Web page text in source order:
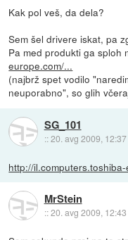
Kak pol veš, da dela?
Sem šel drivere iskat, pa
Pa med produkti ga sploh
europe.com/...
(najbrž spet vodilo
neuporabno", so glih
SG_101
::20. avg 2009, 12:37
http://
MrStein
::20. avg 2009, 12:43